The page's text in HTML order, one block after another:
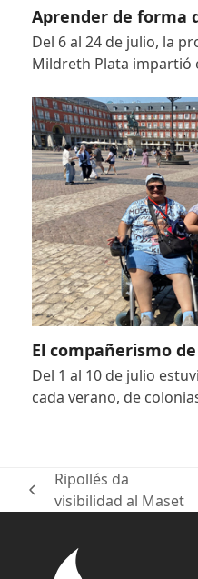
Aprender de forma
Del 6 al 24 de julio, la
Mildreth Plata impartió
El compañerismo
Del 1 al 10 de julio
cada verano, de
previous
Ripollés da
visibilidad al Maset